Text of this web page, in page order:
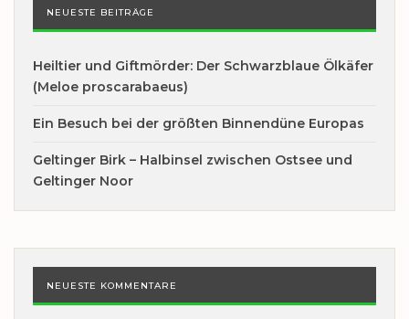
NEUESTE BEITRÄGE
Heiltier und Giftmörder: Der Schwarzblaue Ölkäfer
(Meloe proscarabaeus)
Ein Besuch bei der größten Binnendüne Europas
Geltinger Birk – Halbinsel zwischen Ostsee und
Geltinger Noor
NEUESTE KOMMENTARE